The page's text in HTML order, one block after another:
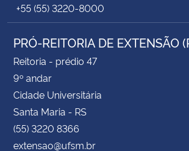
+55 (55) 3220-8000
PRÓ-REITORIA DE EXTENSÃO
Reitoria - prédio 47
9º andar
Cidade Universitária
Santa Maria - RS
(55) 3220 8366
extensao@ufsm.br